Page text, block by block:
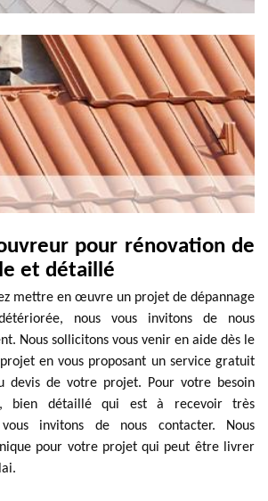
pour rénovation de
et détaillé
mettre en œuvre un projet de dépannage
nous vous invitons de nous
Nous sollicitons vous venir en aide dès le
en vous proposant un service gratuit
devis de votre projet. Pour votre besoin
bien détaillé qui est à recevoir très
invitons de nous contacter. Nous
pour votre projet qui peut être livrer